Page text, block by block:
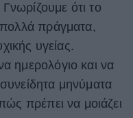
Γνωρίζουμε ότι το
πολλά πράγματα,
υγείας.
ημερολόγιο και να
μηνύματα
πρέπει να μοιάζει